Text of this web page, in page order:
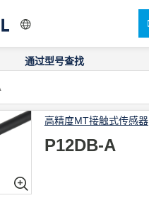
通过型号查找
高精度MT接触式传感器
P12DB-A